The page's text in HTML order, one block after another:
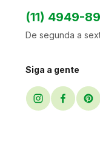
(11) 4949-
De segunda a
Siga a gente